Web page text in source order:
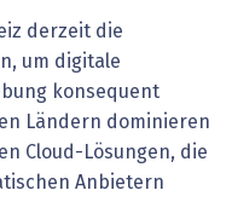
derzeit die
um digitale
konsequent
Ländern dominieren
Cloud-Lösungen, die
Anbietern